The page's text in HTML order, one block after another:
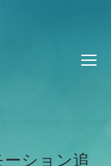
ション追